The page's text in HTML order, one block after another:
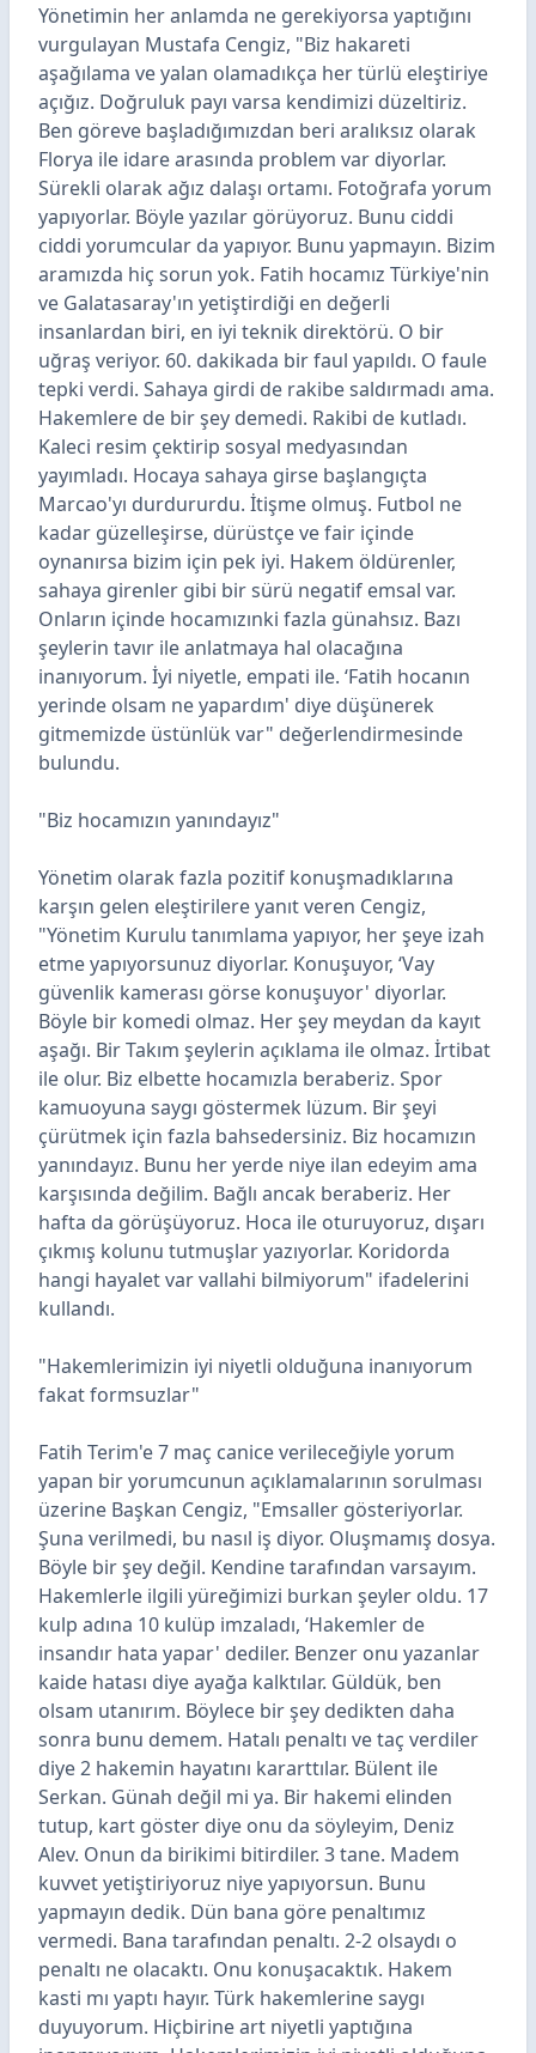
Yönetimin her anlamda ne gerekiyorsa yaptığını
vurgulayan Mustafa Cengiz, "Biz hakareti
aşağılama ve yalan olamadıkça her türlü eleştiriye
açığız. Doğruluk payı varsa kendimizi düzeltiriz.
Ben göreve başladığımızdan beri aralıksız olarak
Florya ile idare arasında problem var diyorlar.
Sürekli olarak ağız dalaşı ortamı. Fotoğrafa yorum
yapıyorlar. Böyle yazılar görüyoruz. Bunu ciddi
ciddi yorumcular da yapıyor. Bunu yapmayın. Bizim
aramızda hiç sorun yok. Fatih hocamız Türkiye'nin
ve Galatasaray'ın yetiştirdiği en değerli
insanlardan biri, en iyi teknik direktörü. O bir
uğraş veriyor. 60. dakikada bir faul yapıldı. O faule
tepki verdi. Sahaya girdi de rakibe saldırmadı ama.
Hakemlere de bir şey demedi. Rakibi de kutladı.
Kaleci resim çektirip sosyal medyasından
yayımladı. Hocaya sahaya girse başlangıçta
Marcao'yı durdururdu. İtişme olmuş. Futbol ne
kadar güzelleşirse, dürüstçe ve fair içinde
oynanırsa bizim için pek iyi. Hakem öldürenler,
sahaya girenler gibi bir sürü negatif emsal var.
Onların içinde hocamızınki fazla günahsız. Bazı
şeylerin tavır ile anlatmaya hal olacağına
inanıyorum. İyi niyetle, empati ile. ‘Fatih hocanın
yerinde olsam ne yapardım' diye düşünerek
gitmemizde üstünlük var" değerlendirmesinde
bulundu.
"Biz hocamızın yanındayız"
Yönetim olarak fazla pozitif konuşmadıklarına
karşın gelen eleştirilere yanıt veren Cengiz,
"Yönetim Kurulu tanımlama yapıyor, her şeye izah
etme yapıyorsunuz diyorlar. Konuşuyor, ‘Vay
güvenlik kamerası görse konuşuyor' diyorlar.
Böyle bir komedi olmaz. Her şey meydan da kayıt
aşağı. Bir Takım şeylerin açıklama ile olmaz. İrtibat
ile olur. Biz elbette hocamızla beraberiz. Spor
kamuoyuna saygı göstermek lüzum. Bir şeyi
çürütmek için fazla bahsedersiniz. Biz hocamızın
yanındayız. Bunu her yerde niye ilan edeyim ama
karşısında değilim. Bağlı ancak beraberiz. Her
hafta da görüşüyoruz. Hoca ile oturuyoruz, dışarı
çıkmış kolunu tutmuşlar yazıyorlar. Koridorda
hangi hayalet var vallahi bilmiyorum" ifadelerini
kullandı.
"Hakemlerimizin iyi niyetli olduğuna inanıyorum
fakat formsuzlar"
Fatih Terim'e 7 maç canice verileceğiyle yorum
yapan bir yorumcunun açıklamalarının sorulması
üzerine Başkan Cengiz, "Emsaller gösteriyorlar.
Şuna verilmedi, bu nasıl iş diyor. Oluşmamış dosya.
Böyle bir şey değil. Kendine tarafından varsayım.
Hakemlerle ilgili yüreğimizi burkan şeyler oldu. 17
kulp adına 10 kulüp imzaladı, ‘Hakemler de
insandır hata yapar' dediler. Benzer onu yazanlar
kaide hatası diye ayağa kalktılar. Güldük, ben
olsam utanırım. Böylece bir şey dedikten daha
sonra bunu demem. Hatalı penaltı ve taç verdiler
diye 2 hakemin hayatını kararttılar. Bülent ile
Serkan. Günah değil mi ya. Bir hakemi elinden
tutup, kart göster diye onu da söyleyim, Deniz
Alev. Onun da birikimi bitirdiler. 3 tane. Madem
kuvvet yetiştiriyoruz niye yapıyorsun. Bunu
yapmayın dedik. Dün bana göre penaltımız
vermedi. Bana tarafından penaltı. 2-2 olsaydı o
penaltı ne olacaktı. Onu konuşacaktık. Hakem
kasti mı yaptı hayır. Türk hakemlerine saygı
duyuyorum. Hiçbirine art niyetli yaptığına